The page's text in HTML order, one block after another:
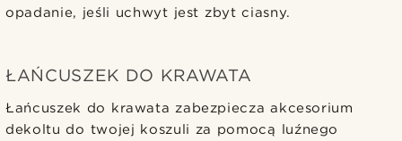
opadanie, jeśli uchwyt jest zbyt ciasny.
ŁAŃCUSZEK DO KRAWATA
Łańcuszek do krawata zabezpiecza akcesorium
dekoltu do twojej koszuli za pomocą luźnego